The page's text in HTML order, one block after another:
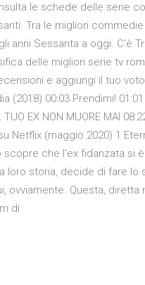
le schede delle serie
Tra le migliori
anni Sessanta a oggi. C’è
delle migliori serie tv
e aggiungi il tuo
(2018) 00:03 Prendimi!
EX NON MUORE MAI
Netflix (maggio 2020) 1
scopre che l'ex fidanzata si
loro storia, decide di fare lo
ovviamente. Questa, diretta
di